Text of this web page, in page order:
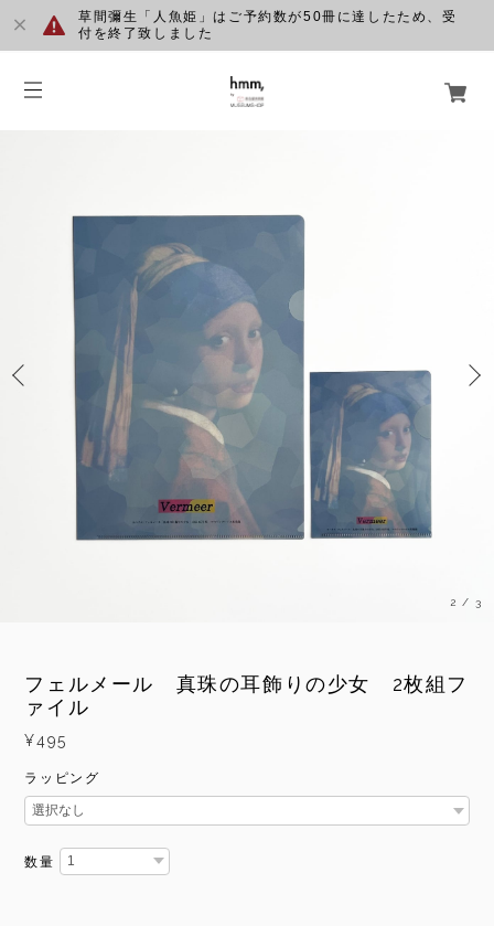
草間彌生「人魚姫」はご予約数が50冊に達したため、受
付を終了致しました
2 /3
フェルメール 真珠の耳飾りの少女 2枚組フ
ァイル
¥495
ラッピング
数量